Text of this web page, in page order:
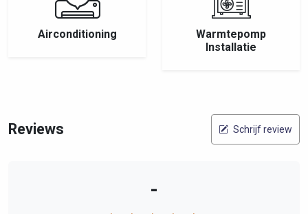
Airconditioning
Warmtepomp
Installatie
Reviews Schrijf review
-